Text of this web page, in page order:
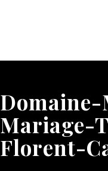
Mariage-
Florent-